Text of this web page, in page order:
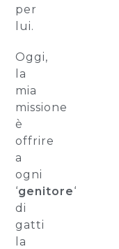
per
lui.
Oggi,
la
mia
missione
è
offrire
a
ogni
‘genitore‘
di
gatti
la